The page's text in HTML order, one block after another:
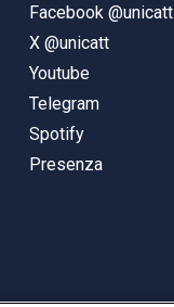
Facebook @unicatt
X @unicatt
Youtube
Telegram
Spotify
Presenza